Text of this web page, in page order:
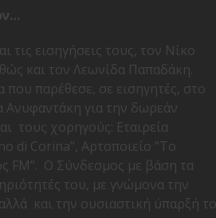
τις εισηγήσεις τους, τον Νίκο
και τον Λεωνίδα Παπαδάκη.
παρέθεσε, σε εισηγητές, στο
Ανυφαντάκη για την δωρεάν
τους χορηγούς: Εταιρεία
di Corina”, Αρτοποιείο ”Το
FM”. Ο Σύνδεσμος με βάση τα
του, με γνώμονα την
και την ουσιαστική ύπαρξή